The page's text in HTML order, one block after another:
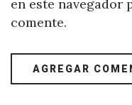
en este navegador
comente.